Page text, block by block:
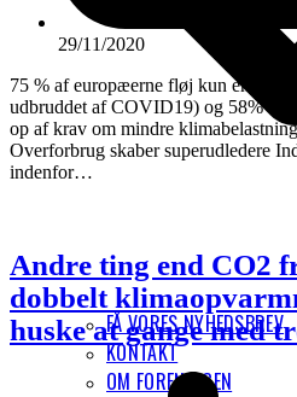
FÅ VORES NYHEDSBREV
KONTAKT
OM FORENINGEN
29/11/2020
75 % af europæerne fløj kun en
udbruddet af COVID19) og 58% vil
op af krav om mindre
Overforbrug skaber superudledere
indenfor…
Andre ting end CO2
dobbelt
huske at gange med